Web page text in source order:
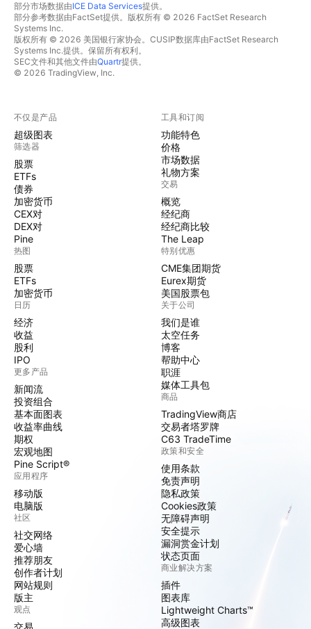
部分市场数据由ICE Data Services提供。
部分参考数据由FactSet提供。版权所有 © 2026 FactSet Research
Systems Inc.
版权所有 © 2026 美国银行家协会。CUSIP数据库由FactSet Research
Systems Inc.提供。保留所有权利。
SEC文件和其他文件由Quartr提供。
© 2026 TradingView, Inc.
不仅是产品
超级图表
筛选器
股票
ETFs
债券
加密货币
CEX对
DEX对
Pine
热图
股票
ETFs
加密货币
日历
经济
收益
股利
IPO
更多产品
新闻流
投资组合
基本面图表
收益率曲线
期权
宏观地图
Pine Script®
应用程序
移动版
电脑版
社区
社交网络
爱心墙
推荐朋友
创作者计划
网站规则
版主
观点
交易
工具和订阅
功能特色
价格
市场数据
礼物方案
交易
概览
经纪商
经纪商比较
The Leap
特别优惠
CME集团期货
Eurex期货
美国股票包
关于公司
我们是谁
太空任务
博客
帮助中心
职涯
媒体工具包
商品
TradingView商店
交易者塔罗牌
C63 TradeTime
政策和安全
使用条款
免责声明
隐私政策
Cookies政策
无障碍声明
安全提示
漏洞赏金计划
状态页面
商业解决方案
插件
图表库
Lightweight Charts™
高级图表